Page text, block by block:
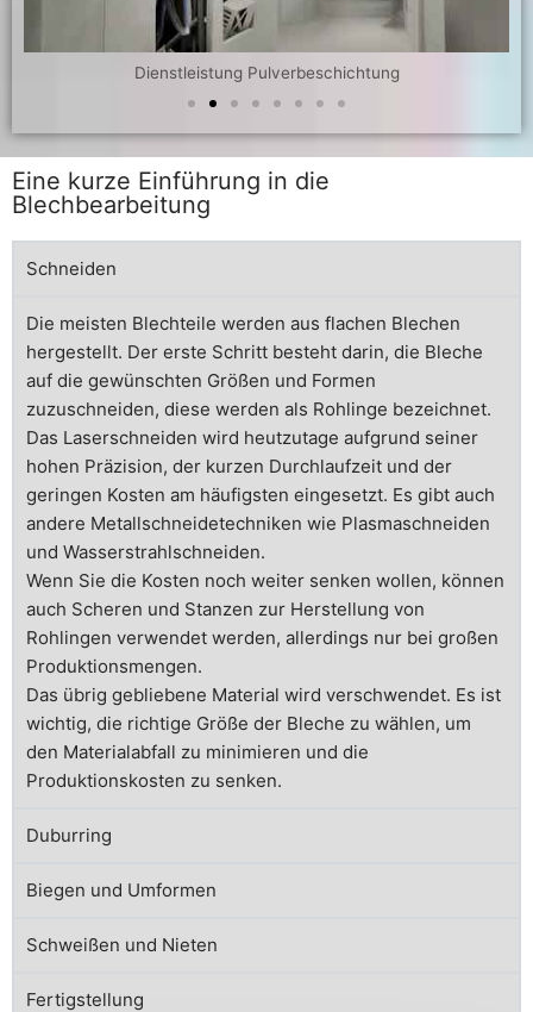
Dienstleistung Pulverbeschichtung
Eine kurze Einführung in die
Blechbearbeitung
Schneiden
Die meisten Blechteile werden aus flachen Blechen
hergestellt. Der erste Schritt besteht darin, die Bleche
auf die gewünschten Größen und Formen
zuzuschneiden, diese werden als Rohlinge bezeichnet.
Das Laserschneiden wird heutzutage aufgrund seiner
hohen Präzision, der kurzen Durchlaufzeit und der
geringen Kosten am häufigsten eingesetzt. Es gibt auch
andere Metallschneidetechniken wie Plasmaschneiden
und Wasserstrahlschneiden.
Wenn Sie die Kosten noch weiter senken wollen, können
auch Scheren und Stanzen zur Herstellung von
Rohlingen verwendet werden, allerdings nur bei großen
Produktionsmengen.
Das übrig gebliebene Material wird verschwendet. Es ist
wichtig, die richtige Größe der Bleche zu wählen, um
den Materialabfall zu minimieren und die
Produktionskosten zu senken.
Duburring
Biegen und Umformen
Schweißen und Nieten
Fertigstellung